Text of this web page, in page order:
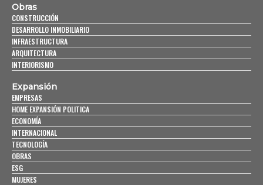
Obras
CONSTRUCCIÓN
DESARROLLO INMOBILIARIO
INFRAESTRUCTURA
ARQUITECTURA
INTERIORISMO
Expansión
EMPRESAS
HOME EXPANSIÓN POLITICA
ECONOMÍA
INTERNACIONAL
TECNOLOGÍA
OBRAS
ESG
MUJERES